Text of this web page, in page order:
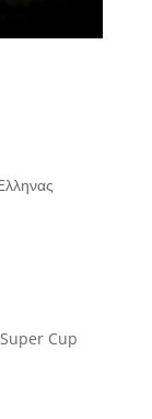
Super Cup